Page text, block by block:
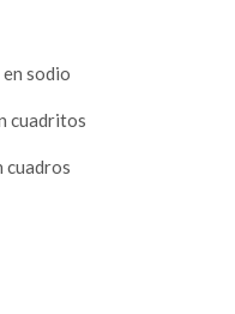
en sodio
cuadritos
cuadros